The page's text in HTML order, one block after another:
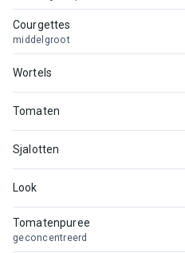
Courgettes
middelgroot
Wortels
Tomaten
Sjalotten
Look
Tomatenpuree
geconcentreerd